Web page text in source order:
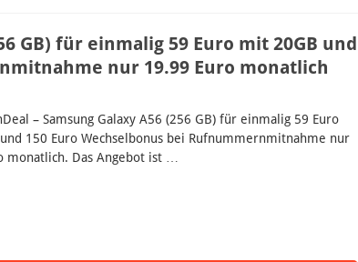
GB) für einmalig 59 Euro mit 20GB und
nur 19.99 Euro monatlich
– Samsung Galaxy A56 (256 GB) für einmalig 59 Euro
150 Euro Wechselbonus bei Rufnummernmitnahme nur
monatlich. Das Angebot ist …